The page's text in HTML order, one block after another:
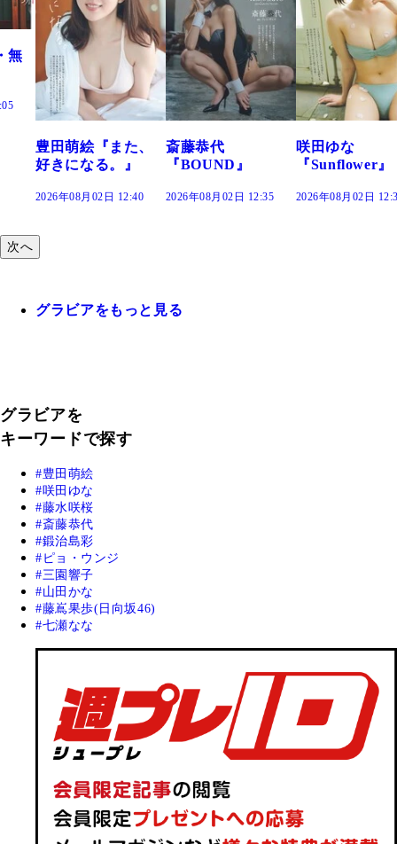
斎藤恭代
『BOUND』
2026年08月02日 12:35
咲田ゆな
『Sunflower』
2026年08月02日 12:30
藤水咲桜『花
だまり』
2026年08月02日
次へ
グラビアをもっと見る
グラビアを
キーワードで探す
豊田萌絵
咲田ゆな
藤水咲桜
斎藤恭代
鍛治島彩
ピョ・ウンジ
三園響子
山田かな
藤嶌果歩(日向坂46)
七瀬なな